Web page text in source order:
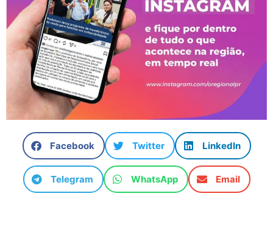
Facebook Twitter LinkedIn
Telegram WhatsApp Email